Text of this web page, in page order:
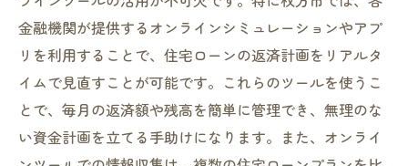
金融機関が提供するオンラインシミュレーションやアプ
リを利用することで、住宅ローンの返済計画をリアルタ
イムで見直すことが可能です。これらのツールを使うこ
とで、毎月の返済額や残高を簡単に管理でき、無理のな
い資金計画を立てる手助けになります。また、オンライ